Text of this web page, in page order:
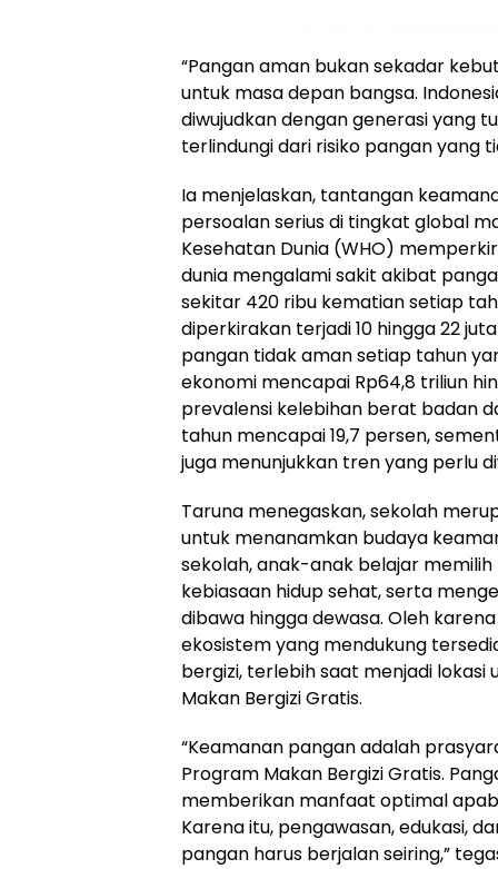
“Pangan aman bukan sekadar
untuk masa depan bangsa.
diwujudkan dengan generasi yang
terlindungi dari risiko pangan yang
Ia menjelaskan, tantangan
persoalan serius di tingkat global
Kesehatan Dunia (WHO)
dunia mengalami sakit akibat
sekitar 420 ribu kematian setiap
diperkirakan terjadi 10 hingga 22
pangan tidak aman setiap tahun
ekonomi mencapai Rp64,8 triliun
prevalensi kelebihan berat badan
tahun mencapai 19,7 persen,
juga menunjukkan tren yang perlu
Taruna menegaskan, sekolah
untuk menanamkan budaya
sekolah, anak-anak belajar
kebiasaan hidup sehat, serta
dibawa hingga dewasa. Oleh
ekosistem yang mendukung
bergizi, terlebih saat menjadi
Makan Bergizi Gratis.
“Keamanan pangan adalah
Program Makan Bergizi Gratis.
memberikan manfaat optimal
Karena itu, pengawasan, edukasi,
pangan harus berjalan seiring,”